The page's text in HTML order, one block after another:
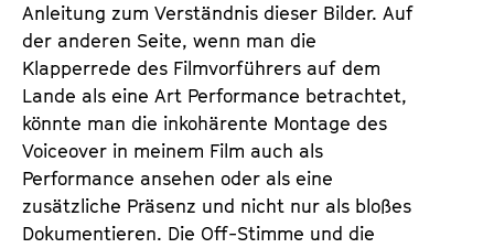
Anleitung zum Verständnis dieser Bilder. Auf
der anderen Seite, wenn man die
Klapperrede des Filmvorführers auf dem
Lande als eine Art Performance betrachtet,
könnte man die inkohärente Montage des
Voiceover in meinem Film auch als
Performance ansehen oder als eine
zusätzliche Präsenz und nicht nur als bloßes
Dokumentieren. Die Off-Stimme und die